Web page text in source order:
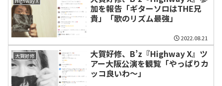
加を報告「ギターソロはTHE兄
貴」「歌のリズム最強」
2022.08.21
大賀好修
大賀好修、B’z『Highway X』ツ
アー大阪公演を観覧「やっぱりカ
ッコ良いわ〜」